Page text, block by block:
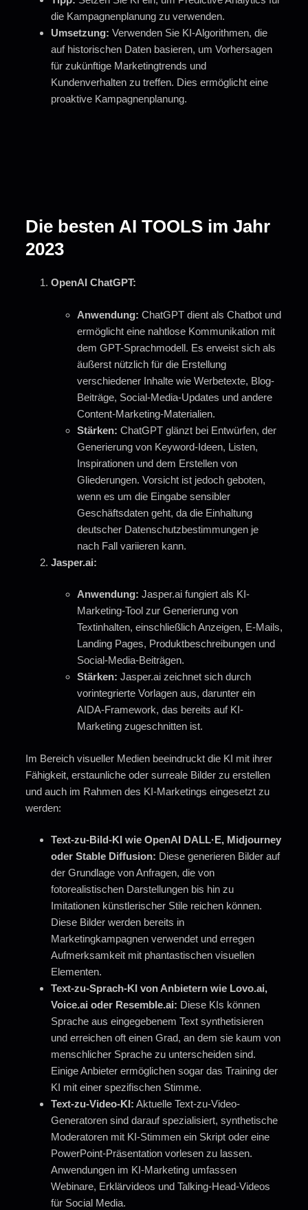
die Kampagnenplanung zu verwenden.
Umsetzung: Verwenden Sie KI-Algorithmen, die
auf historischen Daten basieren, um Vorhersagen
für zukünftige Marketingtrends und
Kundenverhalten zu treffen. Dies ermöglicht eine
proaktive Kampagnenplanung.
Die besten AI TOOLS im Jahr
2023
OpenAI ChatGPT:
Anwendung: ChatGPT dient als Chatbot und
ermöglicht eine nahtlose Kommunikation mit
dem GPT-Sprachmodell. Es erweist sich als
äußerst nützlich für die Erstellung
verschiedener Inhalte wie Werbetexte, Blog-
Beiträge, Social-Media-Updates und andere
Content-Marketing-Materialien.
Stärken: ChatGPT glänzt bei Entwürfen, der
Generierung von Keyword-Ideen, Listen,
Inspirationen und dem Erstellen von
Gliederungen. Vorsicht ist jedoch geboten,
wenn es um die Eingabe sensibler
Geschäftsdaten geht, da die Einhaltung
deutscher Datenschutzbestimmungen je
nach Fall variieren kann.
Jasper.ai:
Anwendung: Jasper.ai fungiert als KI-
Marketing-Tool zur Generierung von
Textinhalten, einschließlich Anzeigen, E-Mails,
Landing Pages, Produktbeschreibungen und
Social-Media-Beiträgen.
Stärken: Jasper.ai zeichnet sich durch
vorintegrierte Vorlagen aus, darunter ein
AIDA-Framework, das bereits auf KI-
Marketing zugeschnitten ist.
Im Bereich visueller Medien beeindruckt die KI mit ihrer
Fähigkeit, erstaunliche oder surreale Bilder zu erstellen
und auch im Rahmen des KI-Marketings eingesetzt zu
werden:
Text-zu-Bild-KI wie OpenAI DALL·E, Midjourney
oder Stable Diffusion: Diese generieren Bilder auf
der Grundlage von Anfragen, die von
fotorealistischen Darstellungen bis hin zu
Imitationen künstlerischer Stile reichen können.
Diese Bilder werden bereits in
Marketingkampagnen verwendet und erregen
Aufmerksamkeit mit phantastischen visuellen
Elementen.
Text-zu-Sprach-KI von Anbietern wie Lovo.ai,
Voice.ai oder Resemble.ai: Diese KIs können
Sprache aus eingegebenem Text synthetisieren
und erreichen oft einen Grad, an dem sie kaum von
menschlicher Sprache zu unterscheiden sind.
Einige Anbieter ermöglichen sogar das Training der
KI mit einer spezifischen Stimme.
Text-zu-Video-KI: Aktuelle Text-zu-Video-
Generatoren sind darauf spezialisiert, synthetische
Moderatoren mit KI-Stimmen ein Skript oder eine
PowerPoint-Präsentation vorlesen zu lassen.
Anwendungen im KI-Marketing umfassen
Webinare, Erklärvideos und Talking-Head-Videos
für Social Media.